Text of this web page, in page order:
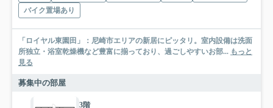
バイク置場あり
「ロイヤル東園田」：尼崎市エリアの新居にピッタリ。室内設備は洗面
所独立・浴室乾燥機など豊富に揃っており、過ごしやすいお部... もっと
見る
募集中の部屋
3階